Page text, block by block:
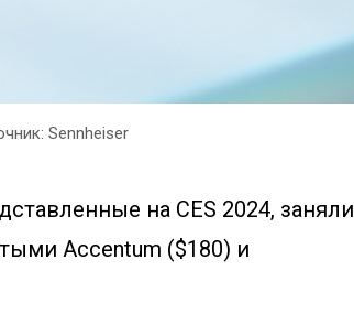
Sennheiser
на CES 2024, заняли
Accentum ($180) и